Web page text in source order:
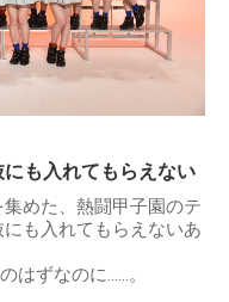
にも入れてもらえない
めた、熱闘甲子園のテ
も入れてもらえないあ
はずなのに……。